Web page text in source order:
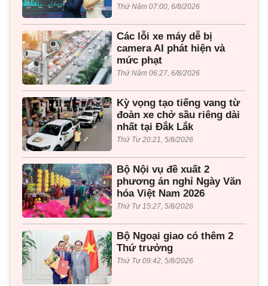
Thứ Năm 07:00, 6/8/2026
Các lỗi xe máy dễ bị
camera AI phát hiện và
mức phạt
Thứ Năm 06:27, 6/8/2026
Kỳ vọng tạo tiếng vang từ
đoàn xe chở sầu riêng dài
nhất tại Đắk Lắk
Thứ Tư 20:21, 5/8/2026
Bộ Nội vụ đề xuất 2
phương án nghỉ Ngày Văn
hóa Việt Nam 2026
Thứ Tư 15:27, 5/8/2026
Bộ Ngoại giao có thêm 2
Thứ trưởng
Thứ Tư 09:42, 5/8/2026